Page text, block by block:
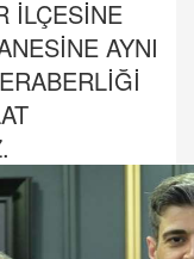
İLÇESİNE
AYNI